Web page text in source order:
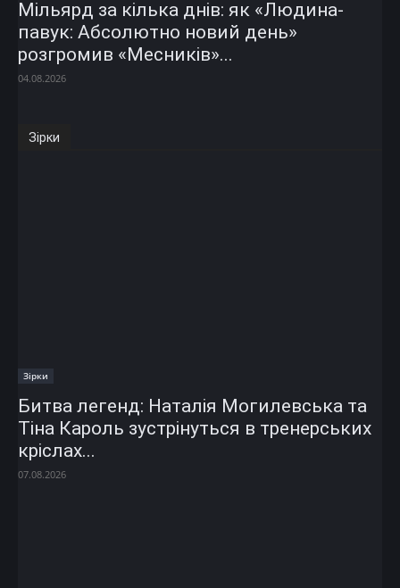
Мільярд за кілька днів: як «Людина-
павук: Абсолютно новий день»
розгромив «Месників»...
04.08.2026
Зірки
Зірки
Битва легенд: Наталія Могилевська та
Тіна Кароль зустрінуться в тренерських
кріслах...
07.08.2026